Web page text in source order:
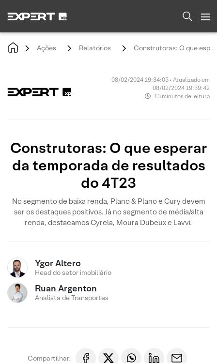
Ações Relatórios Construtoras: O que
08/02/2024 19:34:05 • Atualizado em
08/02/2024 19:39:42
13 minutos de leitura
Construtoras: O que esperar
da temporada de resultados
do 4T23
No segmento de baixa renda, Plano & Plano e Cury devem
ser os destaques positivos. Já no segmento de média/alta
renda, destacamos Cyrela, Moura Dubeux e Lavvi.
Ygor Altero
Head do setor imobiliário
Ruan Argenton
Analista de Transportes
Compartilhar: